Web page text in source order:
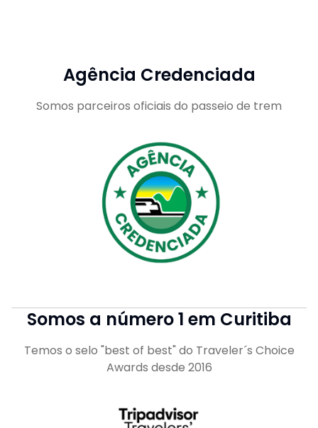
Agência Credenciada
Somos parceiros oficiais do passeio de trem
Somos a número 1 em Curitiba
Temos o selo "best of best" do Traveler´s Choice
Awards desde 2016